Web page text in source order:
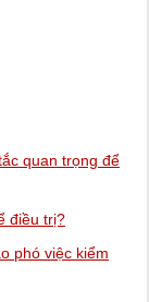
quan trọng để
điều trị?
phó việc kiểm